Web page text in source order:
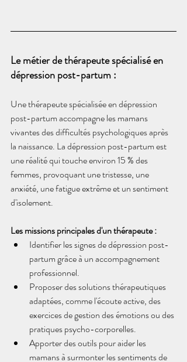
Le métier de thérapeute spécialisé en
dépression post-partum :
Une thérapeute spécialisée en dépression
post-partum accompagne les mamans
vivantes des difficultés psychologiques après
la naissance. La dépression post-partum est
une réalité qui touche environ 15 % des
femmes, provoquant une tristesse, une
anxiété, une fatigue extrême et un sentiment
d'isolement.
Les missions principales d'un thérapeute :
Identifier les signes de dépression post-
partum grâce à un accompagnement
professionnel.
Proposer des solutions thérapeutiques
adaptées, comme l'écoute active, des
exercices de gestion des émotions ou des
pratiques psycho-corporelles.
Apporter des outils pour aider les
mamans à surmonter les sentiments de